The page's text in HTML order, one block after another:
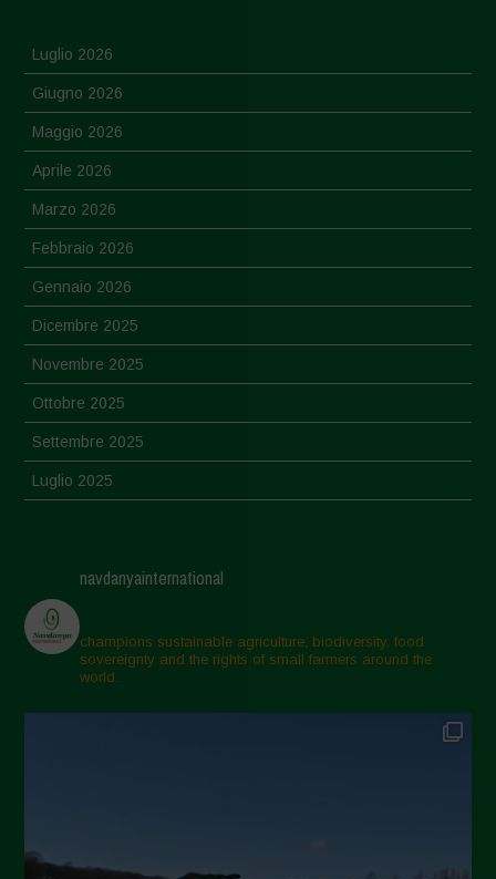
Luglio 2026
Giugno 2026
Maggio 2026
Aprile 2026
Marzo 2026
Febbraio 2026
Gennaio 2026
Dicembre 2025
Novembre 2025
Ottobre 2025
Settembre 2025
Luglio 2025
Aprile 2025
Marzo 2025
Febbraio 2025
Gennaio 2025
Settembre 2024
navdanyainternational
champions sustainable agriculture, biodiversity, food
sovereignty and the rights of small farmers around the
world.